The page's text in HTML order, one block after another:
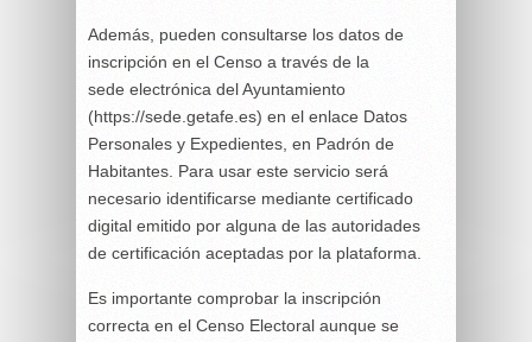
Además, pueden consultarse los datos de
inscripción en el Censo a través de la
sede electrónica del Ayuntamiento
(https://sede.getafe.es) en el enlace Datos
Personales y Expedientes, en Padrón de
Habitantes. Para usar este servicio será
necesario identificarse mediante certificado
digital emitido por alguna de las autoridades
de certificación aceptadas por la plataforma.
Es importante comprobar la inscripción
correcta en el Censo Electoral aunque se